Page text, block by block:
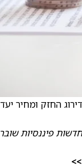
ומחיר יעד של 46
פיננסיות